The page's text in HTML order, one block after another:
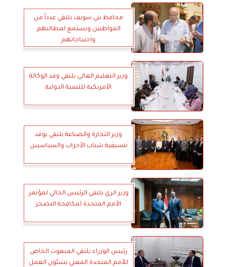
محافظ بني سويف يلتقي عدداً من
المواطنين ويستمع لمطالبهم
واحتياجاتهم
وزير التعليم العالى يلتقي وفد الوكالة
الأمريكية للتنمية الدولية
وزير التجارة والصناعة يلتقي بوفد
تنسيقية شباب الأحزاب والسياسيين
وزير الري يلتقي الرئيس الحالي لمؤتمر
الأمم المتحدة لمكافحة التصحر
رئيس الوزراء يلتقي المبعوث الخاص
للأمم المتحدة المعني بشئون العمل